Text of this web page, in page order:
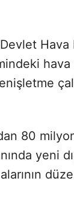
Devlet
80
yeni